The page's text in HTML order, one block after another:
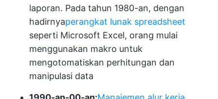
laporan. Pada tahun 1980-an, dengan
hadirnyaperangkat lunak spreadsheet
seperti Microsoft Excel, orang mulai
menggunakan makro untuk
mengotomatiskan perhitungan dan
manipulasi data